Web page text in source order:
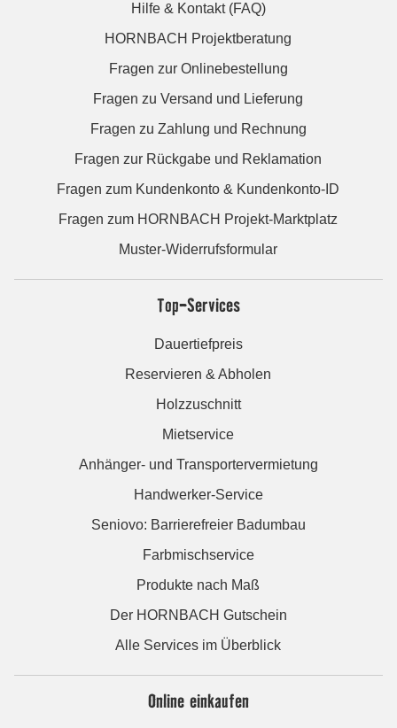
Hilfe & Kontakt (FAQ)
HORNBACH Projektberatung
Fragen zur Onlinebestellung
Fragen zu Versand und Lieferung
Fragen zu Zahlung und Rechnung
Fragen zur Rückgabe und Reklamation
Fragen zum Kundenkonto & Kundenkonto-ID
Fragen zum HORNBACH Projekt-Marktplatz
Muster-Widerrufsformular
Top-Services
Dauertiefpreis
Reservieren & Abholen
Holzzuschnitt
Mietservice
Anhänger- und Transportervermietung
Handwerker-Service
Seniovo: Barrierefreier Badumbau
Farbmischservice
Produkte nach Maß
Der HORNBACH Gutschein
Alle Services im Überblick
Online einkaufen